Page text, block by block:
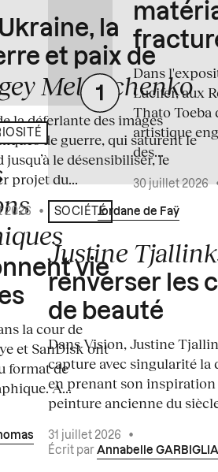
vie
la cour de
et SanDisk ont
format de
À...
la
et paix de
Melnitchenko
la déferlante des images
de guerre, qui saturent le
jusqu’à le désensibiliser, le
projet du...
2026 • Écrit par Jordane de Faÿ
SOCIÉTÉ
Justine
renverser les
de beauté
Dans Vision, Justine
capture avec singularité la
en prenant son inspiration
peinture ancienne du
31 juillet 2026
•
Écrit par Annabelle GARBIGLIA
Dans
Lucifer, aux
Thato Toeba
artistique
des...
30 juillet 2026